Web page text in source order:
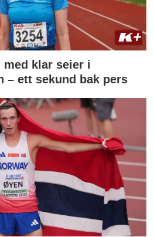
med klar seier i
– ett sekund bak pers